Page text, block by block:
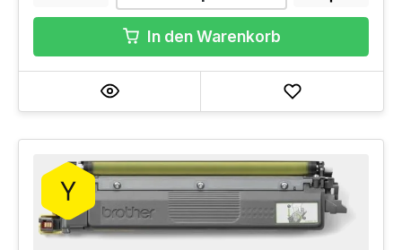
In den Warenkorb